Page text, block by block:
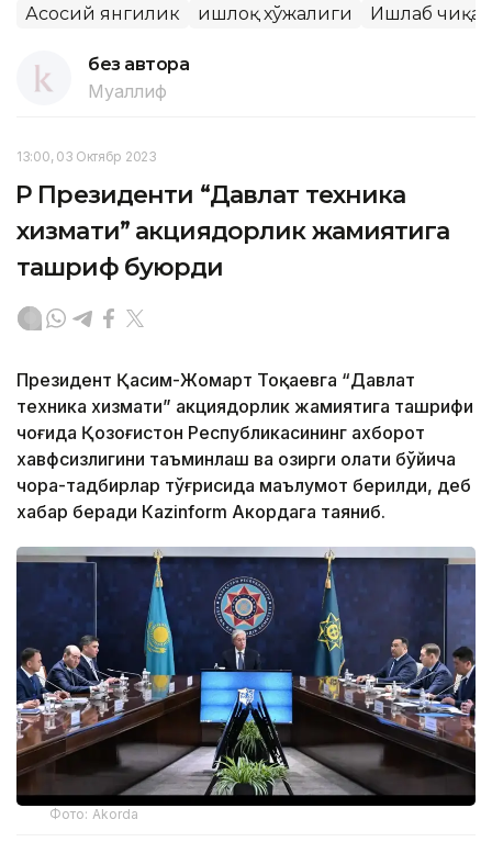
Асосий янгилик Қишлоқ хўжалиги Ишлаб
без автора
Муаллиф
13:00, 03 Октябр 2023
ҚР Президенти “Давлат техника
хизмати” акциядорлик жамиятига
ташриф буюрди
Президент Қасим-Жомарт Тоқаевга “Давлат
техника хизмати” акциядорлик жамиятига ташрифи
чоғида Қозоғистон Республикасининг ахборот
хавфсизлигини таъминлаш ва ҳозирги ҳолати бўйича
чора-тадбирлар тўғрисида маълумот берилди, деб
хабар беради Каzinform Акордага таяниб.
Фото: Akorda